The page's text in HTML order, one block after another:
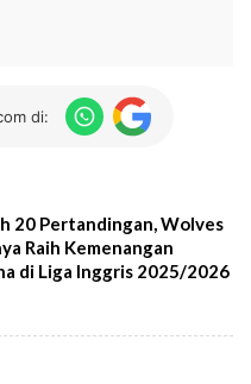
di:
20 Pertandingan, Wolves
Raih Kemenangan
di Liga Inggris 2025/2026